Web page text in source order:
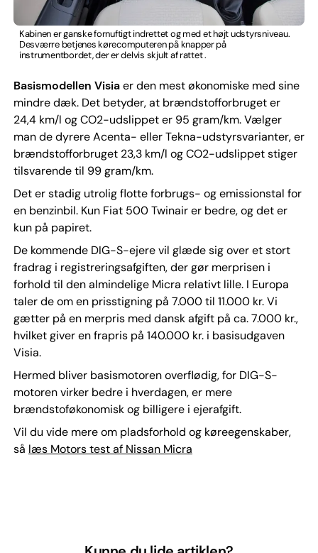
Kabinen er ganske fornuftigt indrettet og med et højt udstyrsniveau.
Desværre betjenes kørecomputeren på knapper på
instrumentbordet, der er delvis skjult af rattet .
Basismodellen Visiaer den mest økonomiske med sine
mindre dæk. Det betyder, at brændstofforbruget er
24,4 km/l og CO2-udslippet er 95 gram/km. Vælger
man de dyrere Acenta- eller Tekna-udstyrsvarianter, er
brændstofforbruget 23,3 km/l og CO2-udslippet stiger
tilsvarende til 99 gram/km.
Det er stadig utrolig flotte forbrugs- og emissionstal for
en benzinbil. Kun Fiat 500 Twinair er bedre, og det er
kun på papiret.
De kommende DIG-S-ejere vil glæde sig over et stort
fradrag i registreringsafgiften, der gør merprisen i
forhold til den almindelige Micra relativt lille. I Europa
taler de om en prisstigning på 7.000 til 11.000 kr. Vi
gætter på en merpris med dansk afgift på ca. 7.000 kr.,
hvilket giver en frapris på 140.000 kr. i basisudgaven
Visia.
Hermed bliver basismotoren overflødig, for DIG-S-
motoren virker bedre i hverdagen, er mere
brændstoføkonomisk og billigere i ejerafgift.
Vil du vide mere om pladsforhold og køreegenskaber,
så læs Motors test af Nissan Micra